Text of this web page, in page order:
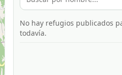
No hay refugios publicados
todavía.